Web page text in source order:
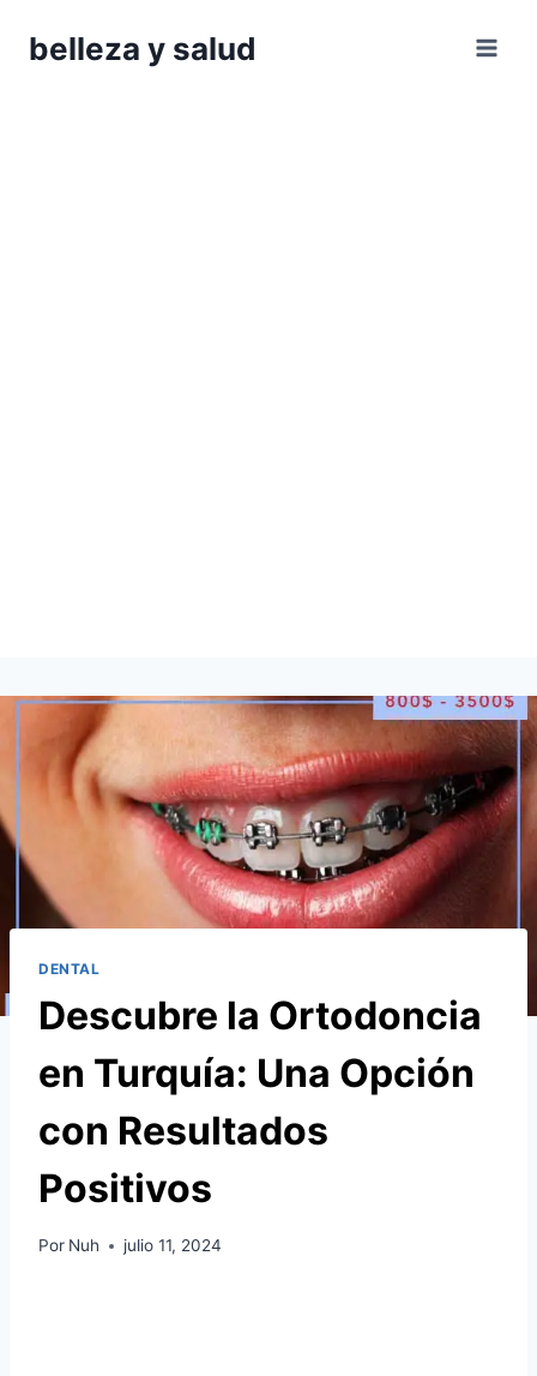
belleza y salud
DENTAL
Descubre la Ortodoncia
en Turquía: Una Opción
con Resultados
Positivos
Por Nuh julio 11, 2024